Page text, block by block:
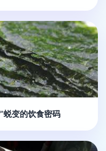
蜕变的饮食密码